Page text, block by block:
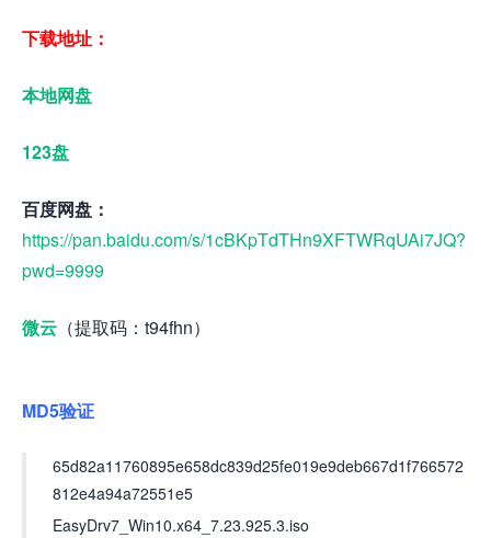
下载地址：
本地网盘
123盘
百度网盘：
https://pan.baidu.com/s/1cBKpTdTHn9XFTWRqUAi7JQ?
pwd=9999
微云 （提取码：t94fhn）
MD5验证
65d82a11760895e658dc839d25fe019e9deb667d1f766572
812e4a94a72551e5
EasyDrv7_Win10.x64_7.23.925.3.iso